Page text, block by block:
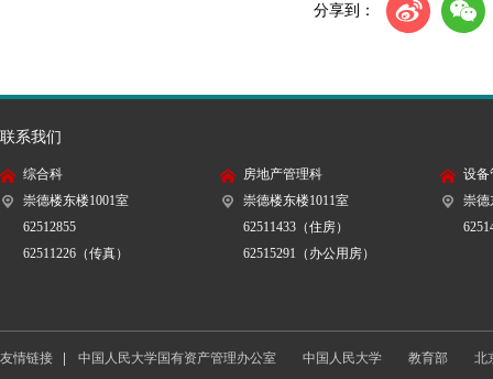
分享到：
联系我们
综合科
崇德楼东楼1001室
62512855
62511226（传真）
房地产管理科
崇德楼东楼1011室
62511433（住房）
62515291（办公用房）
设备
崇德
友情链接 中国人民大学国有资产管理办公室 中国人民大学 教育部 北